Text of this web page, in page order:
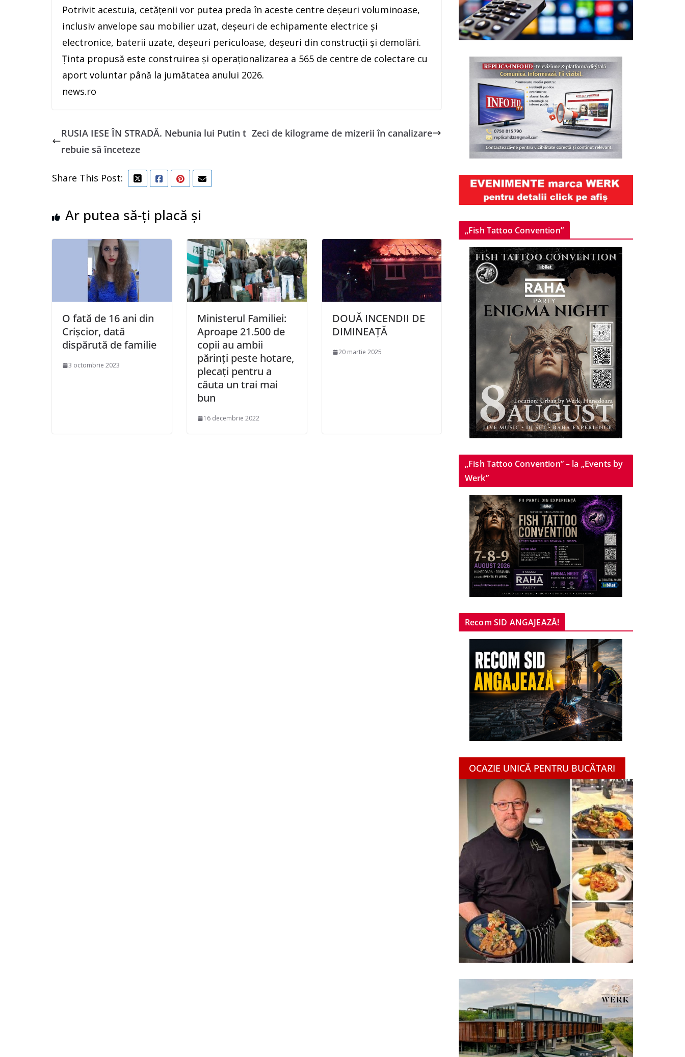
Potrivit acestuia, cetăţenii vor putea preda în aceste centre deşeuri voluminoase,
inclusiv anvelope sau mobilier uzat, deşeuri de echipamente electrice şi
electronice, baterii uzate, deşeuri periculoase, deşeuri din construcţii şi demolări.
Ţinta propusă este construirea şi operaţionalizarea a 565 de centre de colectare cu
aport voluntar până la jumătatea anului 2026.
news.ro
RUSIA IESE ÎN STRADĂ. Nebunia lui Putin t
rebuie să înceteze
Zeci de kilograme de mizerii în canalizare
Share This Post:
Ar putea să-ți placă și
O fată de 16 ani din
Crișcior, dată
dispărută de familie
3 octombrie 2023
Ministerul Familiei:
Aproape 21.500 de
copii au ambii
părinţi peste hotare,
plecaţi pentru a
căuta un trai mai
bun
16 decembrie 2022
DOUĂ INCENDII DE
DIMINEAȚĂ
20 martie 2025
„Fish Tattoo Convention”
„Fish Tattoo Convention” – la „Events by
Werk”
Recom SID ANGAJEAZĂ!
OCAZIE UNICĂ PENTRU BUCĂTARI